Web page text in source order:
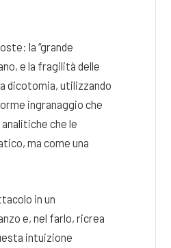
la “grande
e la fragilità delle
dicotomia, utilizzando
ingranaggio che
che le
ma come una
in un
e, nel farlo, ricrea
intuizione